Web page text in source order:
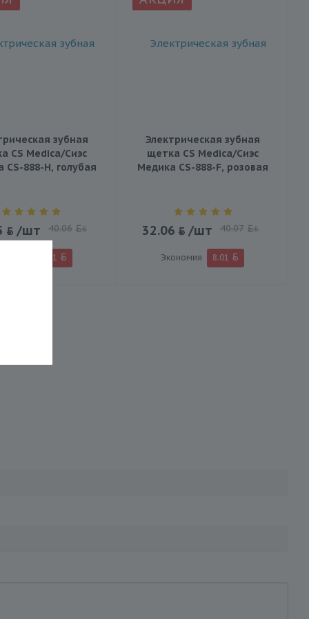
зубная
CS Medica/Сиэс
CS-888-H, голубая
/шт 40.06 BYN
8.01
Электрическая зубная
щетка CS Medica/Сиэс
Медика CS-888-F, розовая
32.06 /шт 40.07 BYN
Экономия 8.01